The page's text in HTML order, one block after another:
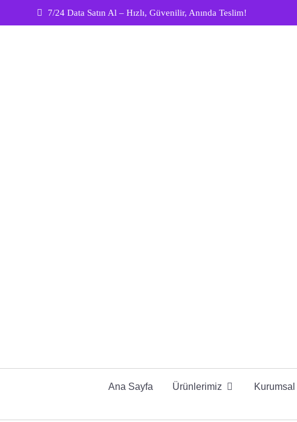
7/24 Data Satın Al – Hızlı, Güvenilir, Anında Teslim!
Ana Sayfa Ürünlerimiz Kurumsal